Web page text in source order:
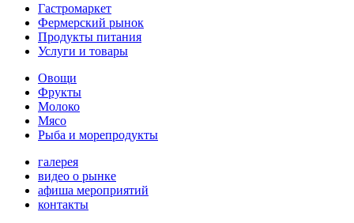
Гастромаркет
Фермерский рынок
Продукты питания
Услуги и товары
Овощи
Фрукты
Молоко
Мясо
Рыба и морепродукты
галерея
видео о рынке
афиша мероприятий
контакты